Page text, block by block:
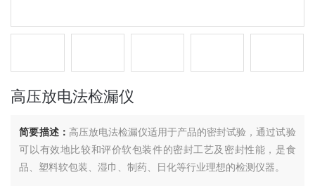
高压放电法检漏仪
简要描述： 高压放电法检漏仪适用于产品的密封试验，通过试验
可以有效地比较和评价软包装件的密封工艺及密封性能，是食
品、塑料软包装、湿巾、制药、日化等行业理想的检测仪器。